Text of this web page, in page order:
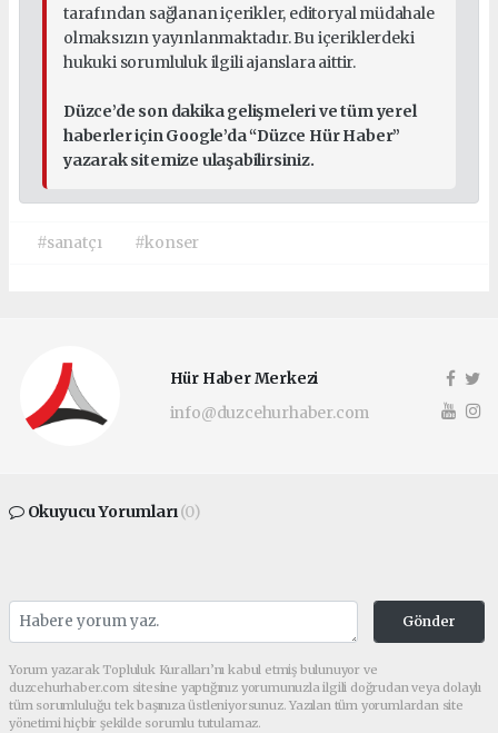
tarafından sağlanan içerikler, editoryal müdahale
olmaksızın yayınlanmaktadır. Bu içeriklerdeki
hukuki sorumluluk ilgili ajanslara aittir.
Düzce’de son dakika gelişmeleri ve tüm yerel
haberler için Google’da “Düzce Hür Haber”
yazarak sitemize ulaşabilirsiniz.
#sanatçı #konser
Hür Haber Merkezi
info@duzcehurhaber.com
Okuyucu Yorumları(0)
Gönder
Yorum yazarak Topluluk Kuralları’nı kabul etmiş bulunuyor ve
duzcehurhaber.com sitesine yaptığınız yorumunuzla ilgili doğrudan veya dolaylı
tüm sorumluluğu tek başınıza üstleniyorsunuz. Yazılan tüm yorumlardan site
yönetimi hiçbir şekilde sorumlu tutulamaz.